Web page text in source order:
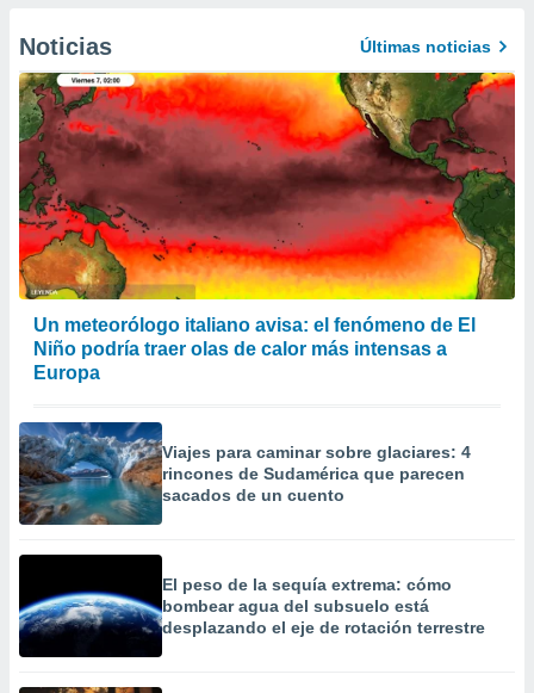
perfiles
utilizar
crear un
uso de
la
contenido
medir el
de la
de
o a través
de
de
uso de
con el
Noticias Últimas noticias
Un meteorólogo italiano avisa: el fenómeno de El
Niño podría traer olas de calor más intensas a
Europa
Viajes para caminar sobre glaciares: 4
rincones de Sudamérica que parecen
sacados de un cuento
El peso de la sequía extrema: cómo
bombear agua del subsuelo está
desplazando el eje de rotación terrestre